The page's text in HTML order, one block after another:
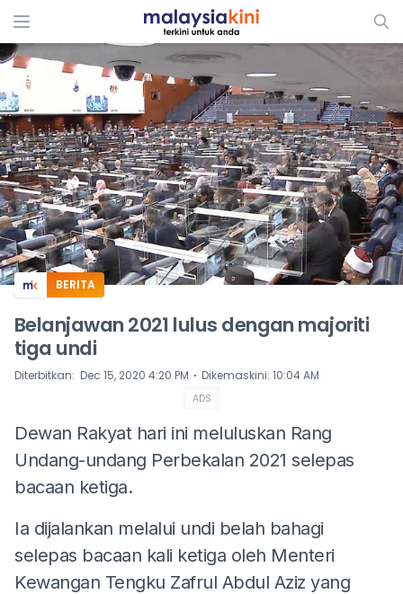
ADS
BERITA
Belanjawan 2021 lulus dengan majoriti
tiga undi
Diterbitkan: Dec 15, 2020 4:20 PM ⋅ Dikemaskini: 10:04 AM
ADS
Dewan Rakyat hari ini meluluskan Rang
Undang-undang Perbekalan 2021 selepas
bacaan ketiga.
Ia dijalankan melalui undi belah bahagi
selepas bacaan kali ketiga oleh Menteri
Kewangan Tengku Zafrul Abdul Aziz yang